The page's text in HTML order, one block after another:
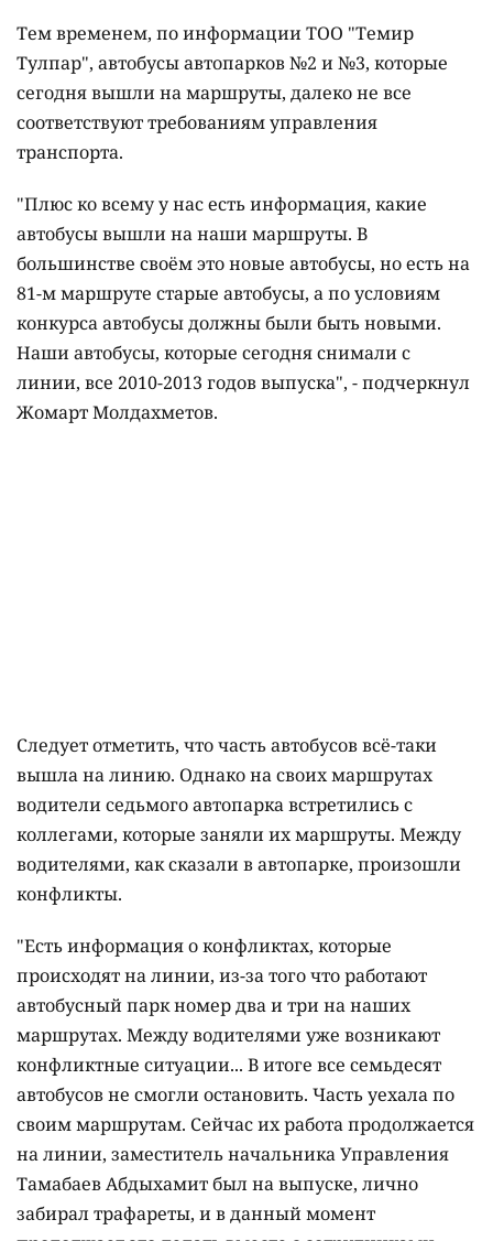
Тем временем, по информации ТОО "Темир
Тулпар", автобусы автопарков №2 и №3, которые
сегодня вышли на маршруты, далеко не все
соответствуют требованиям управления
транспорта.
"Плюс ко всему у нас есть информация, какие
автобусы вышли на наши маршруты. В
большинстве своём это новые автобусы, но есть на
81-м маршруте старые автобусы, а по условиям
конкурса автобусы должны были быть новыми.
Наши автобусы, которые сегодня снимали с
линии, все 2010-2013 годов выпуска", - подчеркнул
Жомарт Молдахметов.
Следует отметить, что часть автобусов всё-таки
вышла на линию. Однако на своих маршрутах
водители седьмого автопарка встретились с
коллегами, которые заняли их маршруты. Между
водителями, как сказали в автопарке, произошли
конфликты.
"Есть информация о конфликтах, которые
происходят на линии, из-за того что работают
автобусный парк номер два и три на наших
маршрутах. Между водителями уже возникают
конфликтные ситуации... В итоге все семьдесят
автобусов не смогли остановить. Часть уехала по
своим маршрутам. Сейчас их работа продолжается
на линии, заместитель начальника Управления
Тамабаев Абдыхамит был на выпуске, лично
забирал трафареты, и в данный момент